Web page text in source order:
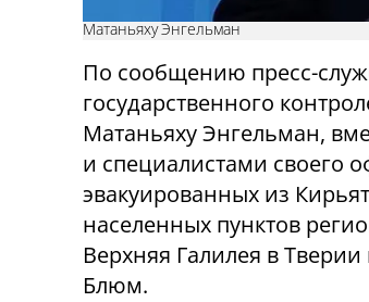
Матаньяху Энгельман
По сообщению пресс-
государственного
Матаньяху Энгельман,
и специалистами своего
эвакуированных из
населенных пунктов
Верхняя Галилея в
Блюм.